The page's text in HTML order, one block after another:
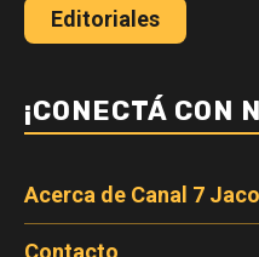
Editoriales
¡CONECTÁ CON
Acerca de Canal 7
Contacto